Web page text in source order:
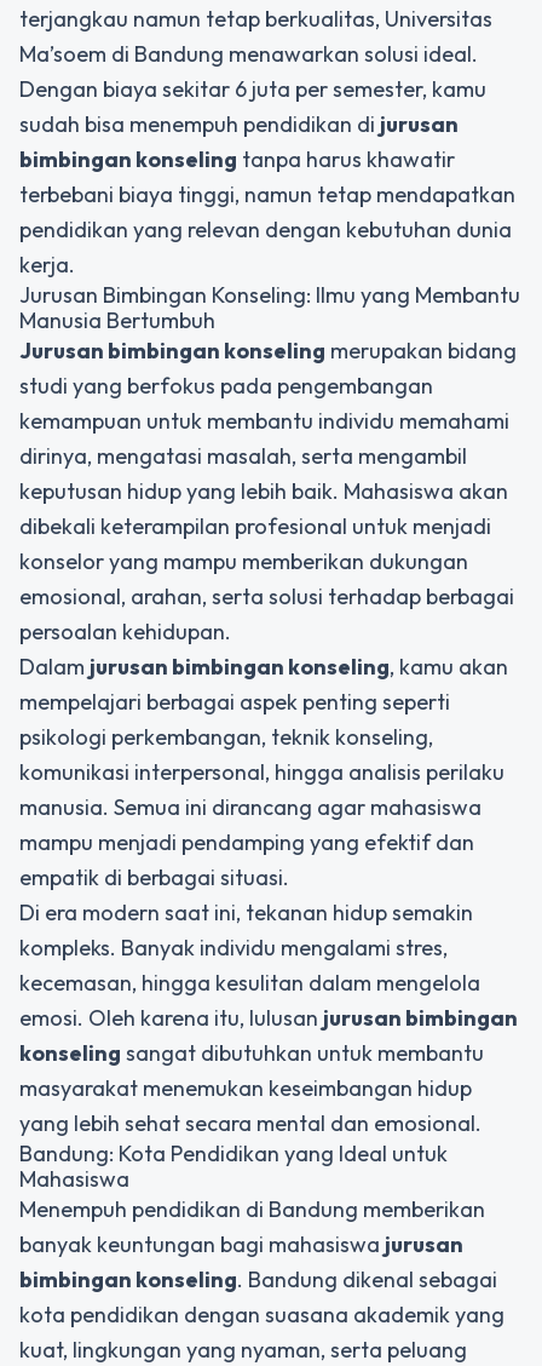
terjangkau namun tetap berkualitas, Universitas
Ma’soem di Bandung menawarkan solusi ideal.
Dengan biaya sekitar 6 juta per semester, kamu
sudah bisa menempuh pendidikan di jurusan
bimbingan konseling tanpa harus khawatir
terbebani biaya tinggi, namun tetap mendapatkan
pendidikan yang relevan dengan kebutuhan dunia
kerja.
Jurusan Bimbingan Konseling: Ilmu yang Membantu
Manusia Bertumbuh
Jurusan bimbingan konseling merupakan bidang
studi yang berfokus pada pengembangan
kemampuan untuk membantu individu memahami
dirinya, mengatasi masalah, serta mengambil
keputusan hidup yang lebih baik. Mahasiswa akan
dibekali keterampilan profesional untuk menjadi
konselor yang mampu memberikan dukungan
emosional, arahan, serta solusi terhadap berbagai
persoalan kehidupan.
Dalam jurusan bimbingan konseling, kamu akan
mempelajari berbagai aspek penting seperti
psikologi perkembangan, teknik konseling,
komunikasi interpersonal, hingga analisis perilaku
manusia. Semua ini dirancang agar mahasiswa
mampu menjadi pendamping yang efektif dan
empatik di berbagai situasi.
Di era modern saat ini, tekanan hidup semakin
kompleks. Banyak individu mengalami stres,
kecemasan, hingga kesulitan dalam mengelola
emosi. Oleh karena itu, lulusan jurusan bimbingan
konseling sangat dibutuhkan untuk membantu
masyarakat menemukan keseimbangan hidup
yang lebih sehat secara mental dan emosional.
Bandung: Kota Pendidikan yang Ideal untuk
Mahasiswa
Menempuh pendidikan di Bandung memberikan
banyak keuntungan bagi mahasiswa jurusan
bimbingan konseling. Bandung dikenal sebagai
kota pendidikan dengan suasana akademik yang
kuat, lingkungan yang nyaman, serta peluang